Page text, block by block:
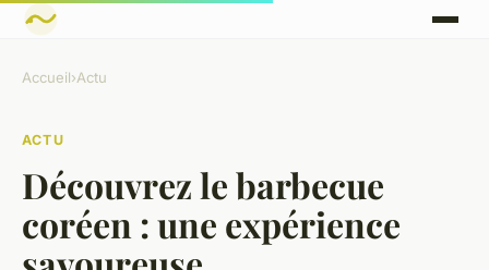
Accueil›Actu
ACTU
Découvrez le barbecue
coréen : une expérience